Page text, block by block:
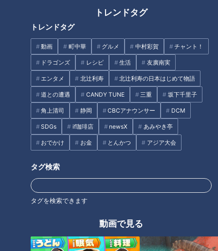
トレンドタグ
トレンドタグ
動画 町中華 グルメ 中村彩賀 チャント！
ドラゴンズ レシピ 生活 友廣南実
エンタメ 北辻利寿 北辻利寿の日本はじめて物語
道との遭遇 CANDY TUNE 三重 坂下千里子
角上清司 静岡 CBCアナウンサー DCM
SDGs if珈琲店 newsX あみやき亭
おでかけ お金 とんかつ アジア大会
タグ検索
タグを検索できます
動画で見る
くりにしてもらうのはありがたいがシモネタ嫌いな設定で』と
お願いしました（笑）」
本田「それはつボイさんなのかな？（笑）」
誰しも思う疑問です。
AI活用法
話題はAIについて。本田さんは普段の生活でAIをどんな風に使
っているのでしょうか？
本田「英会話の勉強のときに、会話相手にしてみます。『英会
話の勉強をしたいのだけど、だいたい自分はこんなレベルでこ
んな話題でしゃべるので、今から英語の会話をお願いします』
と言うと、しばらく英語で会話してくれます。
『じゃ、このへんで、ダメ出ししてください』と言うと、『こ